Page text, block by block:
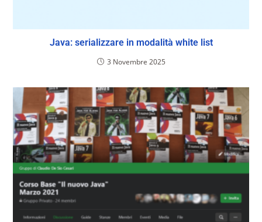
Java: serializzare in modalità white list
3 Novembre 2025